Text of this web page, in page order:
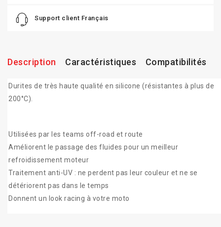
Support client Français
Description Caractéristiques Compatibilités
Durites de très haute qualité en silicone (résistantes à plus de
200°C).
Utilisées par les teams off-road et route
Améliorent le passage des fluides pour un meilleur
refroidissement moteur
Traitement anti-UV : ne perdent pas leur couleur et ne se
détériorent pas dans le temps
Donnent un look racing à votre moto